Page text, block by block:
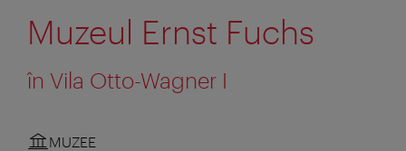
Muzeul Ernst Fuchs
în Vila Otto-Wagner I
MUZEE